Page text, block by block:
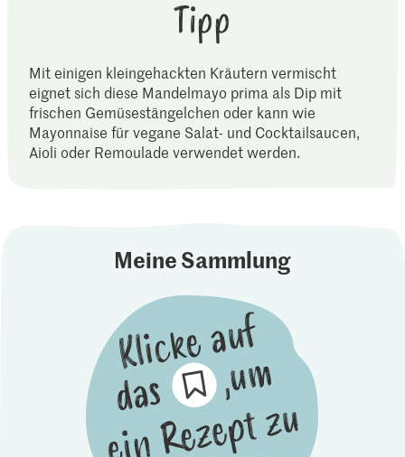
Tipp
Mit einigen kleingehackten Kräutern vermischt
eignet sich diese Mandelmayo prima als Dip mit
frischen Gemüsestängelchen oder kann wie
Mayonnaise für vegane Salat- und Cocktailsaucen,
Aioli oder Remoulade verwendet werden.
Meine Sammlung